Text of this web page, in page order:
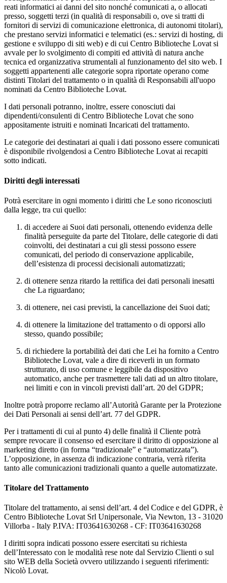
reati informatici ai danni del sito nonché comunicati a, o allocati
presso, soggetti terzi (in qualità di responsabili o, ove si tratti di
fornitori di servizi di comunicazione elettronica, di autonomi titolari),
che prestano servizi informatici e telematici (es.: servizi di hosting, di
gestione e sviluppo di siti web) e di cui Centro Biblioteche Lovat si
avvale per lo svolgimento di compiti ed attività di natura anche
tecnica ed organizzativa strumentali al funzionamento del sito web. I
soggetti appartenenti alle categorie sopra riportate operano come
distinti Titolari del trattamento o in qualità di Responsabili all'uopo
nominati da Centro Biblioteche Lovat.
I dati personali potranno, inoltre, essere conosciuti dai
dipendenti/consulenti di Centro Biblioteche Lovat che sono
appositamente istruiti e nominati Incaricati del trattamento.
Le categorie dei destinatari ai quali i dati possono essere comunicati
è disponibile rivolgendosi a Centro Biblioteche Lovat ai recapiti
sotto indicati.
Diritti degli interessati
Potrà esercitare in ogni momento i diritti che Le sono riconosciuti
dalla legge, tra cui quello:
di accedere ai Suoi dati personali, ottenendo evidenza delle
finalità perseguite da parte del Titolare, delle categorie di dati
coinvolti, dei destinatari a cui gli stessi possono essere
comunicati, del periodo di conservazione applicabile,
dell’esistenza di processi decisionali automatizzati;
di ottenere senza ritardo la rettifica dei dati personali inesatti
che La riguardano;
di ottenere, nei casi previsti, la cancellazione dei Suoi dati;
di ottenere la limitazione del trattamento o di opporsi allo
stesso, quando possibile;
di richiedere la portabilità dei dati che Lei ha fornito a Centro
Biblioteche Lovat, vale a dire di riceverli in un formato
strutturato, di uso comune e leggibile da dispositivo
automatico, anche per trasmettere tali dati ad un altro titolare,
nei limiti e con in vincoli previsti dall’art. 20 del GDPR;
Inoltre potrà proporre reclamo all’Autorità Garante per la Protezione
dei Dati Personali ai sensi dell’art. 77 del GDPR.
Per i trattamenti di cui al punto 4) delle finalità il Cliente potrà
sempre revocare il consenso ed esercitare il diritto di opposizione al
marketing diretto (in forma “tradizionale” e “automatizzata”).
L’opposizione, in assenza di indicazione contraria, verrà riferita
tanto alle comunicazioni tradizionali quanto a quelle automatizzate.
Titolare del Trattamento
Titolare del trattamento, ai sensi dell’art. 4 del Codice e del GDPR, è
Centro Biblioteche Lovat Srl Unipersonale, Via Newton, 13 - 31020
Villorba - Italy P.IVA: IT03641630268 - CF: IT03641630268
I diritti sopra indicati possono essere esercitati su richiesta
dell’Interessato con le modalità rese note dal Servizio Clienti o sul
sito WEB della Società ovvero utilizzando i seguenti riferimenti:
Nicolò Lovat.